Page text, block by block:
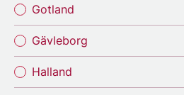
Gotland
Gävleborg
Halland